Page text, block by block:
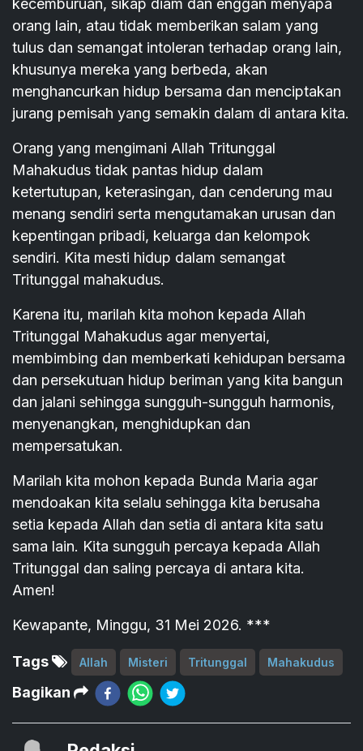
kecemburuan, sikap diam dan enggan menyapa
orang lain, atau tidak memberikan salam yang
tulus dan semangat intoleran terhadap orang lain,
khusunya mereka yang berbeda, akan
menghancurkan hidup bersama dan menciptakan
jurang pemisah yang semakin dalam di antara kita.
Orang yang mengimani Allah Tritunggal
Mahakudus tidak pantas hidup dalam
ketertutupan, keterasingan, dan cenderung mau
menang sendiri serta mengutamakan urusan dan
kepentingan pribadi, keluarga dan kelompok
sendiri. Kita mesti hidup dalam semangat
Tritunggal mahakudus.
Karena itu, marilah kita mohon kepada Allah
Tritunggal Mahakudus agar menyertai,
membimbing dan memberkati kehidupan bersama
dan persekutuan hidup beriman yang kita bangun
dan jalani sehingga sungguh-sungguh harmonis,
menyenangkan, menghidupkan dan
mempersatukan.
Marilah kita mohon kepada Bunda Maria agar
mendoakan kita selalu sehingga kita berusaha
setia kepada Allah dan setia di antara kita satu
sama lain. Kita sungguh percaya kepada Allah
Tritunggal dan saling percaya di antara kita.
Amen!
Kewapante, Minggu, 31 Mei 2026. ***
Tags Allah Misteri Tritunggal Mahakudus
Bagikan